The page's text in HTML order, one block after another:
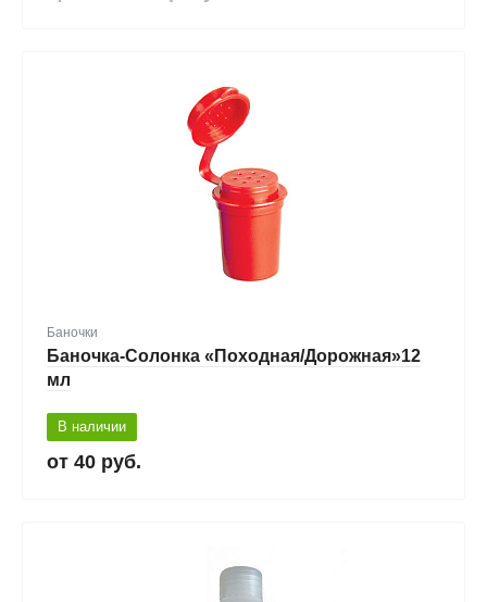
Баночки
Баночка-Солонка «Походная/Дорожная»12
мл
В наличии
40 руб.